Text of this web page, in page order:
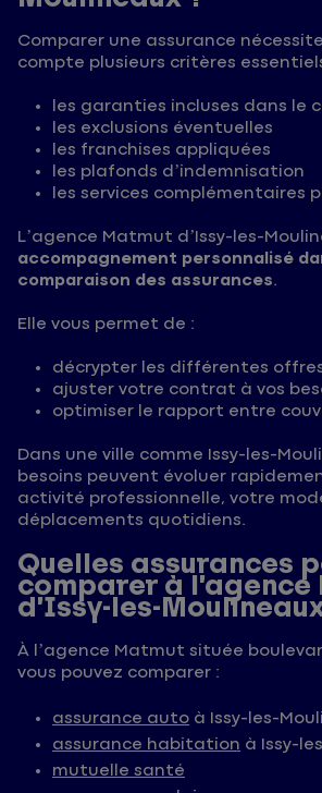
Comparer une assurance
compte plusieurs critères
les garanties incluses dans le
les exclusions éventuelles
les franchises appliquées
les plafonds d’indemnisation
les services complémentaires
L’agence Matmut d’Issy-les-
accompagnement personnalisé
comparaison des assurances.
Elle vous permet de :
décrypter les différentes
ajuster votre contrat à vos
optimiser le rapport entre
Dans une ville comme Issy-les-
besoins peuvent évoluer
activité professionnelle, votre
déplacements quotidiens.
Quelles assurances
comparer à
d’Issy-les-
À l’agence Matmut située
vous pouvez comparer :
assurance auto à Issy-les-
assurance habitation à Issy-
mutuelle santé